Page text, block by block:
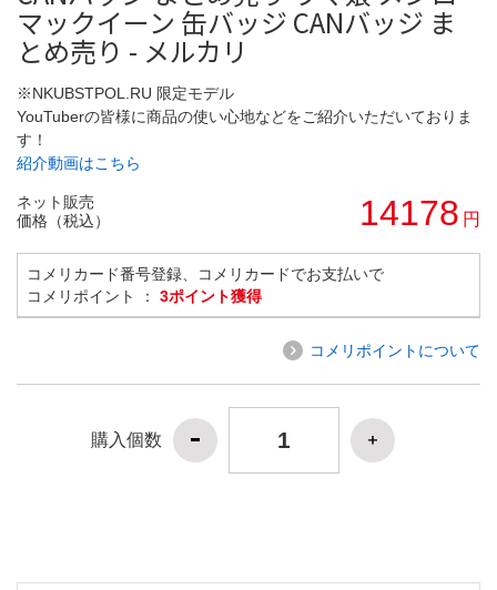
マックイーン 缶バッジ CANバッジ ま
とめ売り - メルカリ
※NKUBSTPOL.RU 限定モデル
YouTuberの皆様に商品の使い心地などをご紹介いただいておりま
す！
紹介動画はこちら
ネット販売
価格（税込）
14178 円
コメリカード番号登録、コメリカードでお支払いで
コメリポイント ： 3ポイント獲得
コメリポイントについて
購入個数